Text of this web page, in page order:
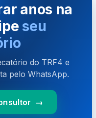
anos na
seu
do TRF4 e
pelo WhatsApp.
→